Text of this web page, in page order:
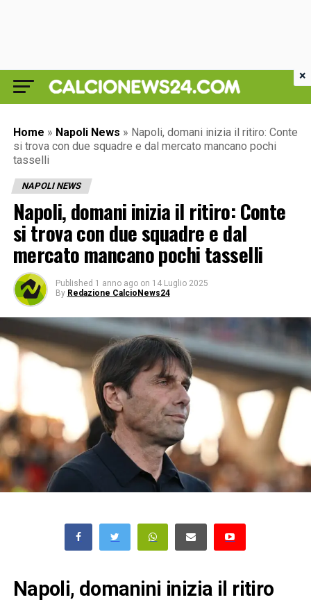
Home » Napoli News » Napoli, domani inizia il ritiro: Conte
si trova con due squadre e dal mercato mancano pochi
tasselli
NAPOLI NEWS
Napoli, domani inizia il ritiro: Conte
si trova con due squadre e dal
mercato mancano pochi tasselli
Published 1 anno ago on 14 Luglio 2025
By Redazione CalcioNews24
Napoli, domanini inizia il ritiro
×